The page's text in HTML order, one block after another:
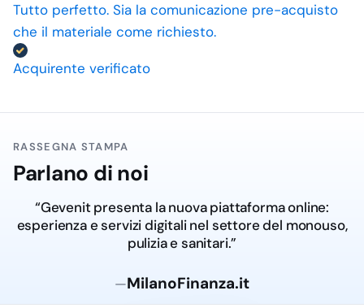
Tutto perfetto. Sia la comunicazione pre-acquisto
che il materiale come richiesto.
Acquirente verificato
RASSEGNA STAMPA
Parlano di noi
“Gevenit presenta la nuova piattaforma online:
esperienza e servizi digitali nel settore del monouso,
pulizia e sanitari.”
—MilanoFinanza.it